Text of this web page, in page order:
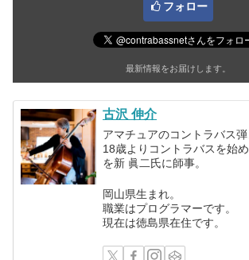
フォロー
最新情報をお届けします。
古沢 伸介
アマチュアのコントラバス弾
18歳よりコントラバスを始
を新 眞二氏に師事。
岡山県生まれ。
職業はプログラマーです。
現在は徳島県在住です。